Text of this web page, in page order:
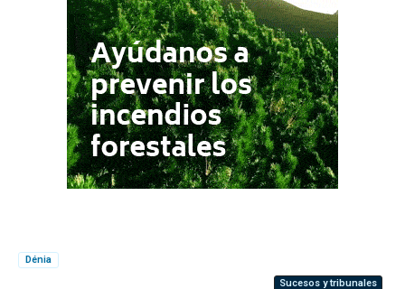
Dénia
Sucesos y tribunales